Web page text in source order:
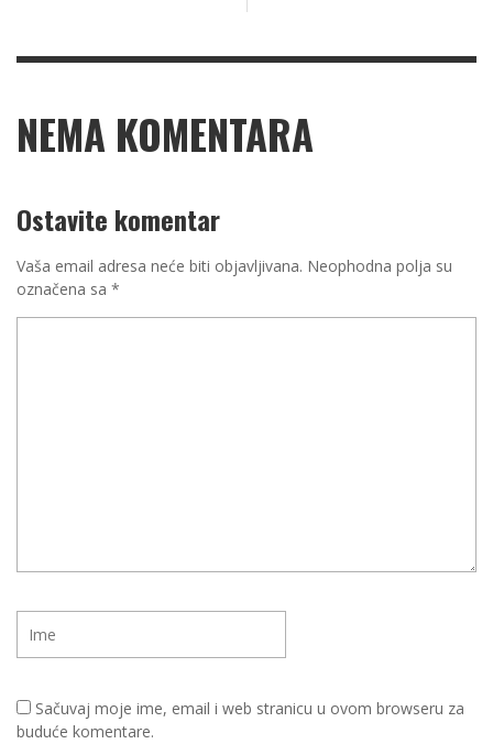
NEMA KOMENTARA
Ostavite komentar
Vaša email adresa neće biti objavljivana. Neophodna polja su
označena sa *
Sačuvaj moje ime, email i web stranicu u ovom browseru za
buduće komentare.